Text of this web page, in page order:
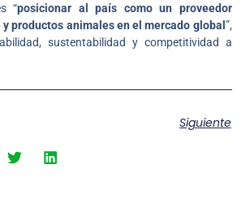
“posicionar al país como un proveedor
productos animales en el mercado global ”,
sustentabilidad y competitividad a
Siguiente